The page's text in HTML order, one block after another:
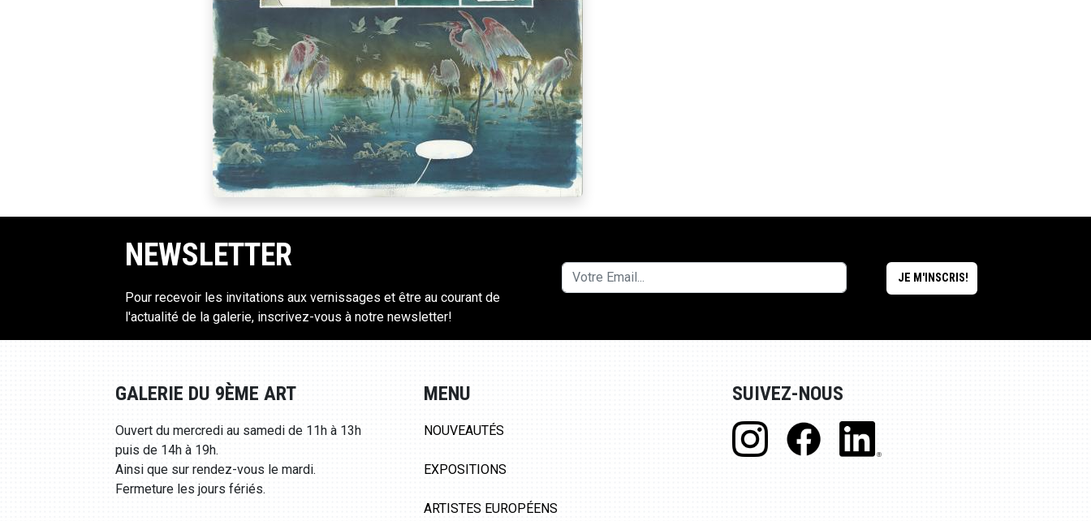
NEWSLETTER
Pour recevoir les invitations aux vernissages et être au courant de
l'actualité de la galerie, inscrivez-vous à notre newsletter!
GALERIE DU 9ÈME ART
Ouvert du mercredi au samedi de 11h à 13h
puis de 14h à 19h.
Ainsi que sur rendez-vous le mardi.
Fermeture les jours fériés.
MENU
NOUVEAUTÉS
EXPOSITIONS
ARTISTES EUROPÉENS
SUIVEZ-NOUS